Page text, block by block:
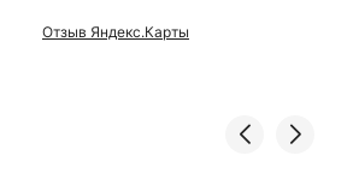
Отзыв Яндекс.Карты